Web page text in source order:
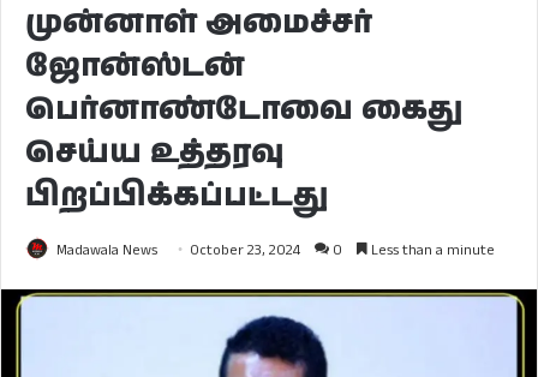
முன்னாள் அமைச்சர்
ஜோன்ஸ்டன்
பெர்னாண்டோவை கைது
செய்ய உத்தரவு
பிறப்பிக்கப்பட்டது
Madawala News October 23, 2024 0 Less than a minute